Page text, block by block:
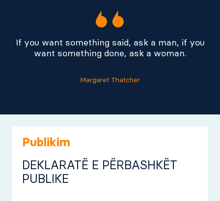
If you want something said, ask a man, if you
want something done, ask a woman.
Margaret Thatcher
Publikim
DEKLARATË E PËRBASHKËT
PUBLIKE